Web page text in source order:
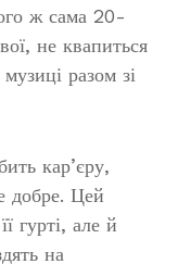
ж сама 20-
не квапиться
разом зі
кар’єру,
добре. Цей
гурті, але й
на